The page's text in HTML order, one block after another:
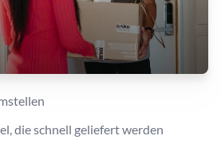
die schnell geliefert werden